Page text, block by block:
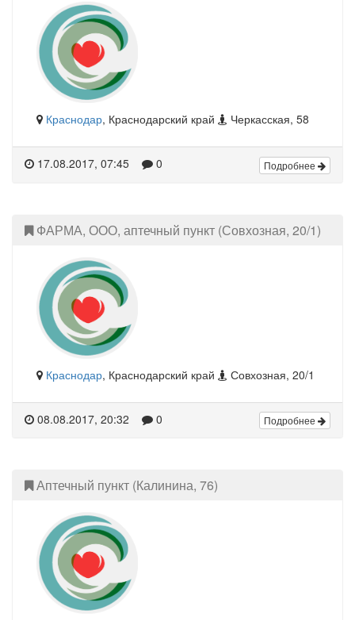
Краснодар, Краснодарский край Черкасская, 58
17.08.2017, 07:45 0 Подробнее
ФАРМА, ООО, аптечный пункт (Совхозная, 20/1)
Краснодар, Краснодарский край Совхозная, 20/1
08.08.2017, 20:32 0 Подробнее
Аптечный пункт (Калинина, 76)